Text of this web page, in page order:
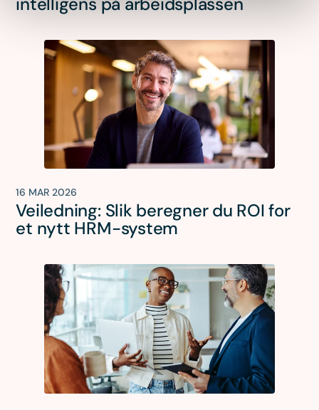
16 MAR 2026
Veiledning: Slik beregner du ROI for
et nytt HRM-system